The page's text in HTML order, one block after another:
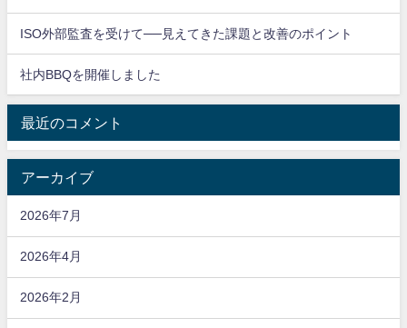
ISO外部監査を受けて──見えてきた課題と改善のポイント
社内BBQを開催しました
最近のコメント
アーカイブ
2026年7月
2026年4月
2026年2月